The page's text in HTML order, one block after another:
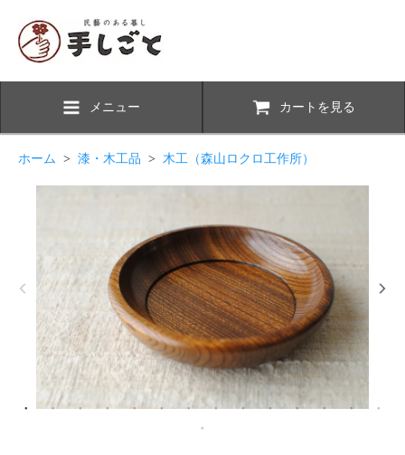
メニュー カートを見る
ホーム > 漆・木工品 > 木工（森山ロクロ工作所）